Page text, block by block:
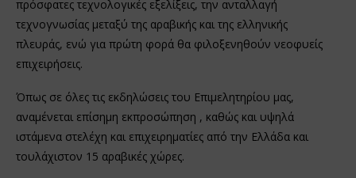
πρόσφατες τεχνολογικές εξελίξεις, την ανταλλαγή
τεχνογνωσίας μεταξύ της αραβικής και της ελληνικής
πλευράς, ενώ για πρώτη φορά θα φιλοξενηθούν νεοφυείς
επιχειρήσεις.
Όπως σε όλες τις εκδηλώσεις του Επιμελητηρίου μας,
αναμένεται επίσημη εκπροσώπηση , καθώς και υψηλά
ιστάμενα στελέχη και επιχειρηματίες από την Ελλάδα και
τουλάχιστον 15 αραβικές χώρες.